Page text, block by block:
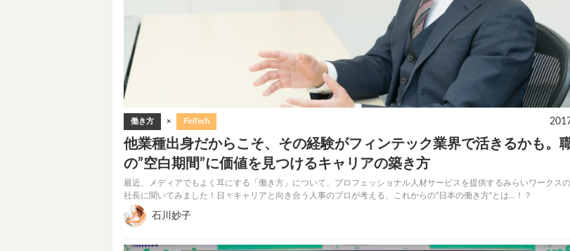
働き方 × FinTech
他業種出身だからこそ、その経験がフィンテック業界で活きるかも。
の”空白期間”に価値を見つけるキャリアの築き方
最近、メディアでもよく耳にする「働き方」について、プロフェッショナル人材サービスを提供するみらいワークス
社長に聞いてみました！日々キャリアと向き合う人事のプロが考える、これからの”日本の働き方”とは…！？
石川妙子